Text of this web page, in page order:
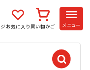
お気に入り 買い物かご メニュー